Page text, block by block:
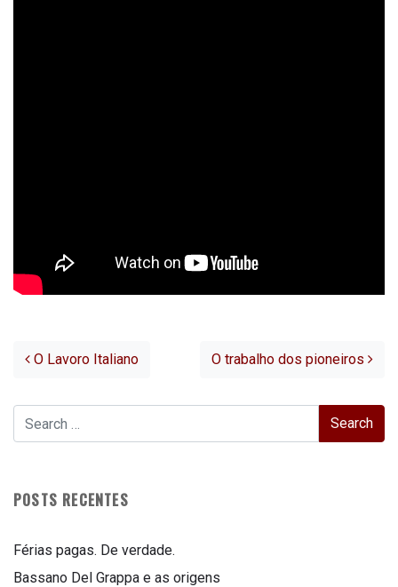
O Lavoro Italiano O trabalho dos pioneiros
POSTS RECENTES
Férias pagas. De verdade.
Bassano Del Grappa e as origens